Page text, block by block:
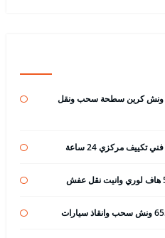
ابو حليفة رقم / 65557275 / ونش كرين سطحة سحب ونقل